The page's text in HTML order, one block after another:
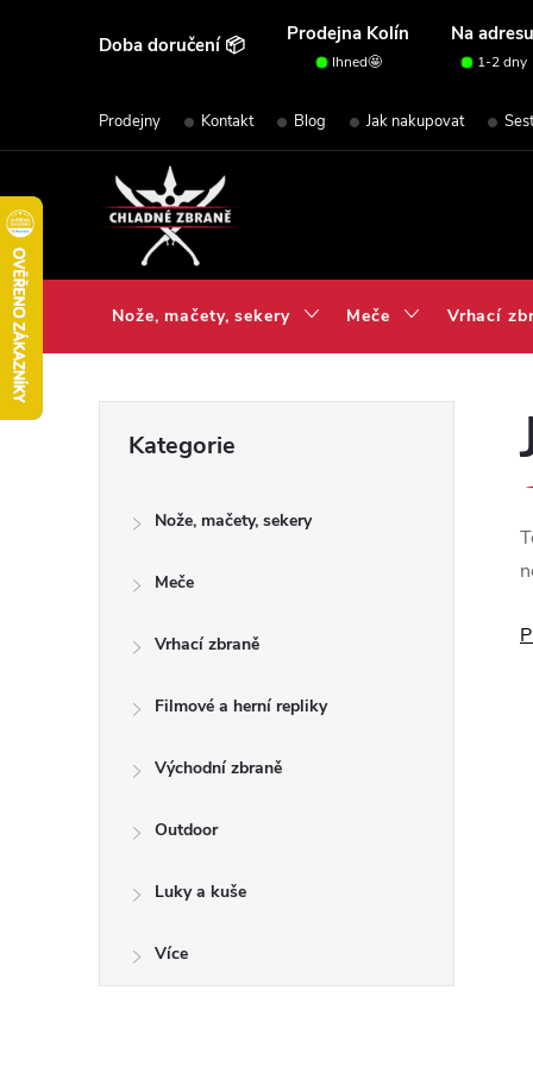
Doba doručení 📦 Prodejna Kolín Na adresu
Ihned🤩 1-2 dny
Prodejny Kontakt Blog Jak nakupovat
Nože, mačety, sekery Meče Vrhací
kategorie
Kategorie
Nože, mačety, sekery
Meče
Vrhací zbraně
Filmové a herní repliky
Východní zbraně
Outdoor
Luky a kuše
Více